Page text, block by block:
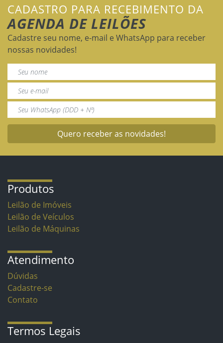
CADASTRO PARA RECEBIMENTO DA
AGENDA DE LEILÕES
Cadastre seu nome, e-mail e WhatsApp para receber
nossas novidades!
Quero receber as novidades!
Produtos
Leilão de Imóveis
Leilão de Veículos
Leilão de Máquinas
Atendimento
Dúvidas
Cadastre-se
Contato
Termos Legais